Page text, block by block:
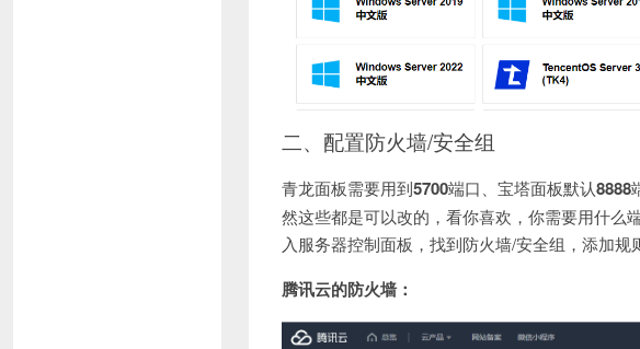
二、配置防火墙/安全组
青龙面板需要用到5700端口、宝塔面板默认8888
然这些都是可以改的，看你喜欢，你需要用什么
入服务器控制面板，找到防火墙/安全组，添加规
腾讯云的防火墙：